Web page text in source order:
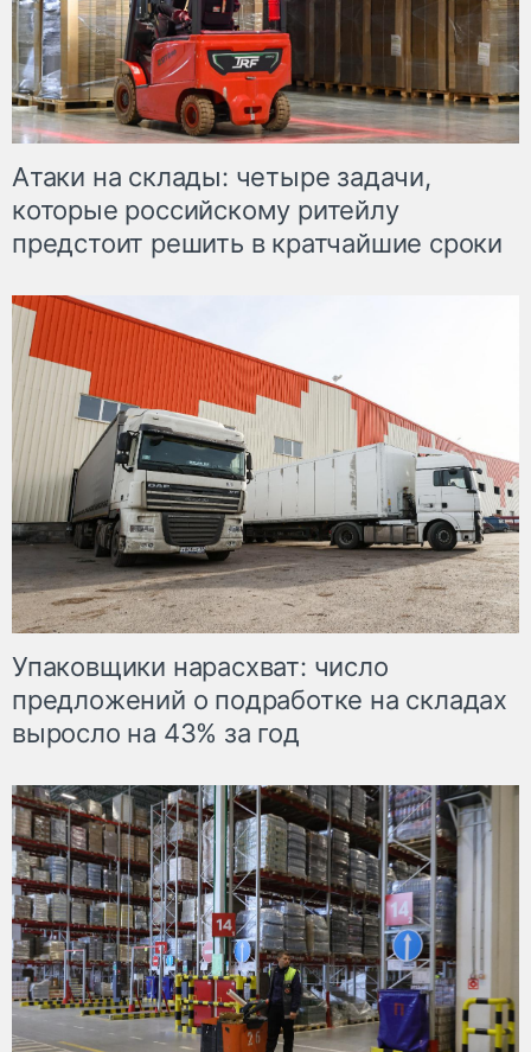
Атаки на склады: четыре задачи,
которые российскому ритейлу
предстоит решить в кратчайшие сроки
Упаковщики нарасхват: число
предложений о подработке на складах
выросло на 43% за год